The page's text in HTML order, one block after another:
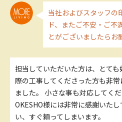
当社およびスタッフの
ド、またご不安・ご不
とがございましたらお
担当していただいた方は、とて
際の工事してくださった方も非
ました。 小さな事も対応してく
OKESHO様には非常に感謝いた
い、すぐ頼ってしまいます。